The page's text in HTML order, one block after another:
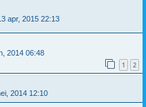
apr, 2015 22:13
2014 06:48
1 2
2014 12:10